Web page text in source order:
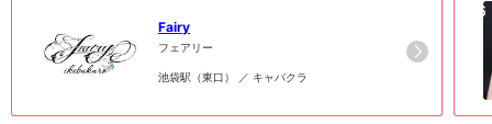
Fairy
フェアリー
池袋駅（東口） ／ キャバクラ
6